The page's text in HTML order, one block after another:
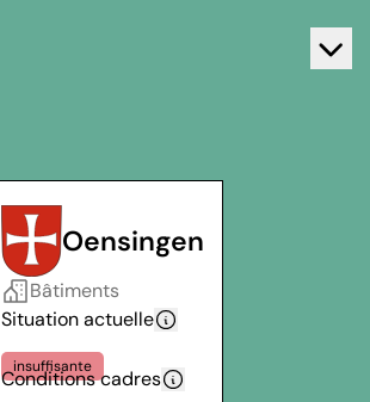
Oensingen
Bâtiments
Situation actuelle
insuffisante
Conditions cadres